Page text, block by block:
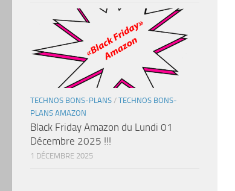
TECHNOS BONS-PLANS / TECHNOS BONS-
PLANS AMAZON
Black Friday Amazon du Lundi 01
Décembre 2025 !!!
1 DÉCEMBRE 2025